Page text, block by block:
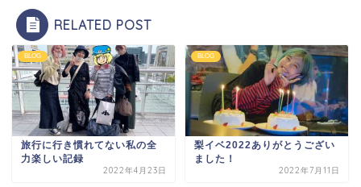
RELATED POST
BLOG
旅行に行き慣れてない私の全
力楽しい記録
2022年4月23日
BLOG
梨イベ2022ありがとうござい
ました！
2022年7月11日